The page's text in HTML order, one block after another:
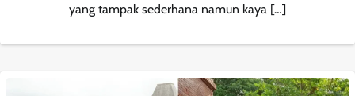
yang tampak sederhana namun kaya […]